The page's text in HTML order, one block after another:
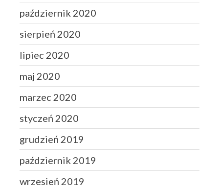
październik 2020
sierpień 2020
lipiec 2020
maj 2020
marzec 2020
styczeń 2020
grudzień 2019
październik 2019
wrzesień 2019